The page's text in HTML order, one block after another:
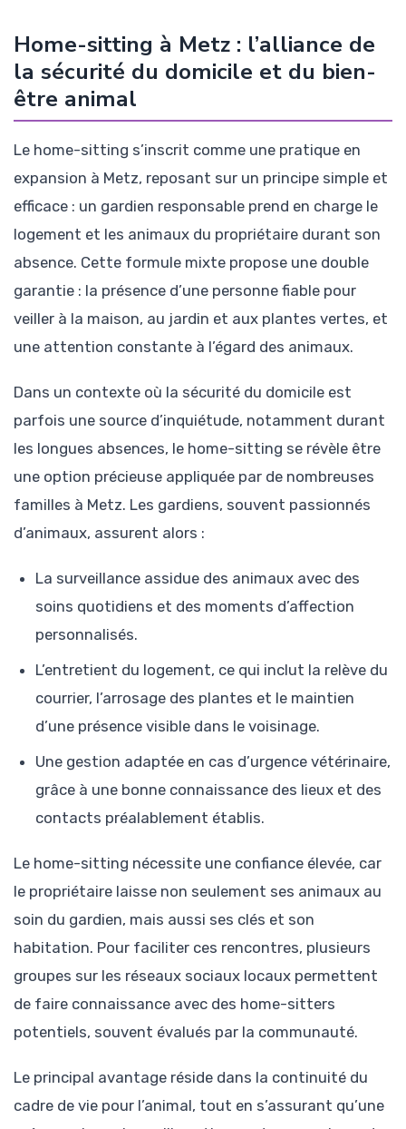
Home-sitting à Metz : l’alliance de
la sécurité du domicile et du bien-
être animal
Le home-sitting s’inscrit comme une pratique en
expansion à Metz, reposant sur un principe simple et
efficace : un gardien responsable prend en charge le
logement et les animaux du propriétaire durant son
absence. Cette formule mixte propose une double
garantie : la présence d’une personne fiable pour
veiller à la maison, au jardin et aux plantes vertes, et
une attention constante à l’égard des animaux.
Dans un contexte où la sécurité du domicile est
parfois une source d’inquiétude, notamment durant
les longues absences, le home-sitting se révèle être
une option précieuse appliquée par de nombreuses
familles à Metz. Les gardiens, souvent passionnés
d’animaux, assurent alors :
La surveillance assidue des animaux avec des
soins quotidiens et des moments d’affection
personnalisés.
L’entretient du logement, ce qui inclut la relève du
courrier, l’arrosage des plantes et le maintien
d’une présence visible dans le voisinage.
Une gestion adaptée en cas d’urgence vétérinaire,
grâce à une bonne connaissance des lieux et des
contacts préalablement établis.
Le home-sitting nécessite une confiance élevée, car
le propriétaire laisse non seulement ses animaux au
soin du gardien, mais aussi ses clés et son
habitation. Pour faciliter ces rencontres, plusieurs
groupes sur les réseaux sociaux locaux permettent
de faire connaissance avec des home-sitters
potentiels, souvent évalués par la communauté.
Le principal avantage réside dans la continuité du
cadre de vie pour l’animal, tout en s’assurant qu’une